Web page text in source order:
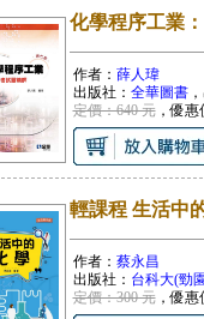
化學程序工業
作者： 薛人瑋
出版社： 全華圖書
定價：640 元，優惠
輕課程 生活中
作者： 蔡永昌
出版社： 台科大(勁
定價：300 元，優惠